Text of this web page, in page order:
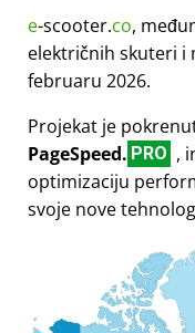
e-scooter.co,
električnih skuteri i
februaru 2026.
Projekat je
PageSpeed. PRO ,
optimizaciju
svoje nove